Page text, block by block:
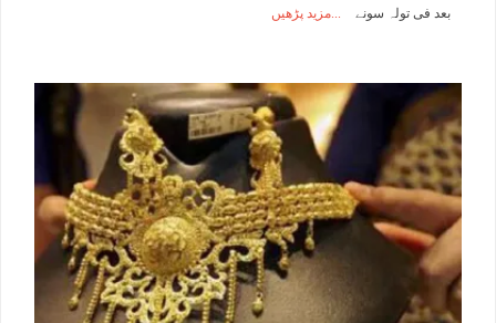
بعد فی تولہ سونے مزید پڑھیں